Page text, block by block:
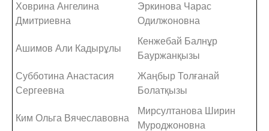
Ховрина Ангелина
Дмитриевна
Эркинова Чарас
Одилжоновна
Ашимов Али Кадырұлы
Кенжебай Балнұр
Бауржанқызы
Субботина Анастасия
Сергеевна
Жаңбыр Толғанай
Болатқызы
Ким Ольга Вячеславовна
Мирсултанова Ширин
Муроджоновна